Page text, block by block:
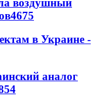
4675
в Украине -
аналог